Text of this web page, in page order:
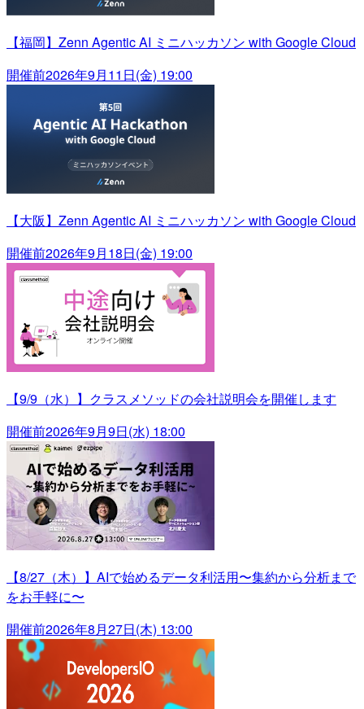
【福岡】Zenn Agentic AI ミニハッカソン with Google Cloud
開催前2026年9月11日(金) 19:00
【大阪】Zenn Agentic AI ミニハッカソン with Google Cloud
開催前2026年9月18日(金) 19:00
【9/9（水）】クラスメソッドの会社説明会を開催します
開催前2026年9月9日(水) 18:00
【8/27（木）】AIで始めるデータ利活用〜集約から分析まで
をお手軽に〜
開催前2026年8月27日(木) 13:00